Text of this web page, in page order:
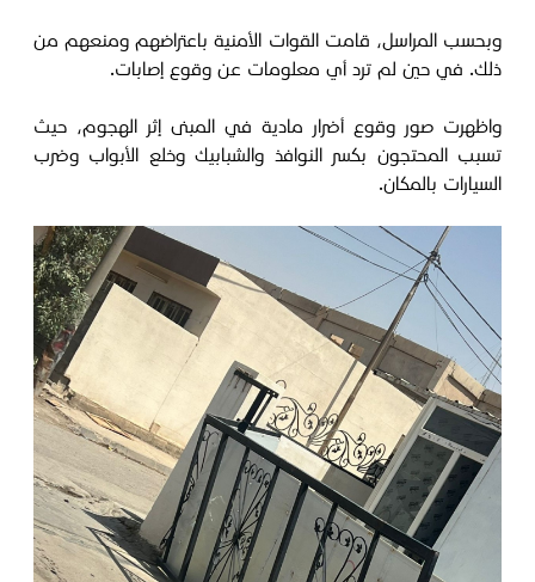
وبحسب المراسل، قامت القوات الأمنية باعتراضهم ومنعهم من
ذلك. في حين لم ترد أي معلومات عن وقوع إصابات.
واظهرت صور وقوع أضرار مادية في المبنى إثر الهجوم، حيث
تسبب المحتجون بكسر النوافذ والشبابيك وخلع الأبواب وضرب
السيارات بالمكان.